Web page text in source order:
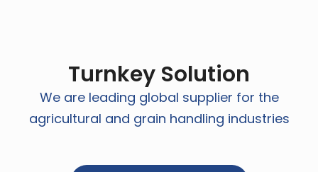
Turnkey Solution
We are leading global supplier for the
agricultural and grain handling industries